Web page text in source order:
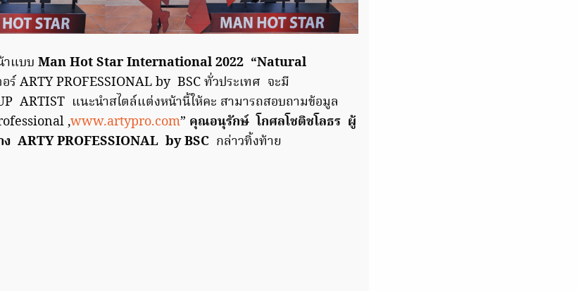
าแบบ Man Hot Star International 2022 “Natural
ร์ ARTY PROFESSIONAL by BSC ทั่วประเทศ จะมี
ARTIST แนะนำสไตล์แต่งหน้านี้ให้คะ สามารถสอบถามข้อมูล
,www.artypro.com” คุณอนุรักษ์ โกศลโชติชโลธร ผู้
ARTY PROFESSIONAL by BSC กล่าวทิ้งท้าย